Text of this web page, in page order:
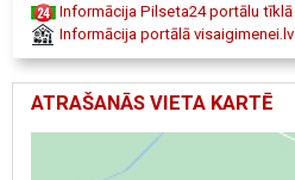
Informācija Pilseta24 portālu tīklā
Informācija portālā visaigimenei.lv
ATRAŠANĀS VIETA KARTĒ